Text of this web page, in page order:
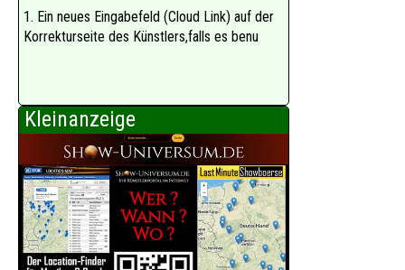
1. Ein neues Eingabefeld (Cloud Link) auf der
Korrekturseite des Künstlers,falls es benu
Kleinanzeige